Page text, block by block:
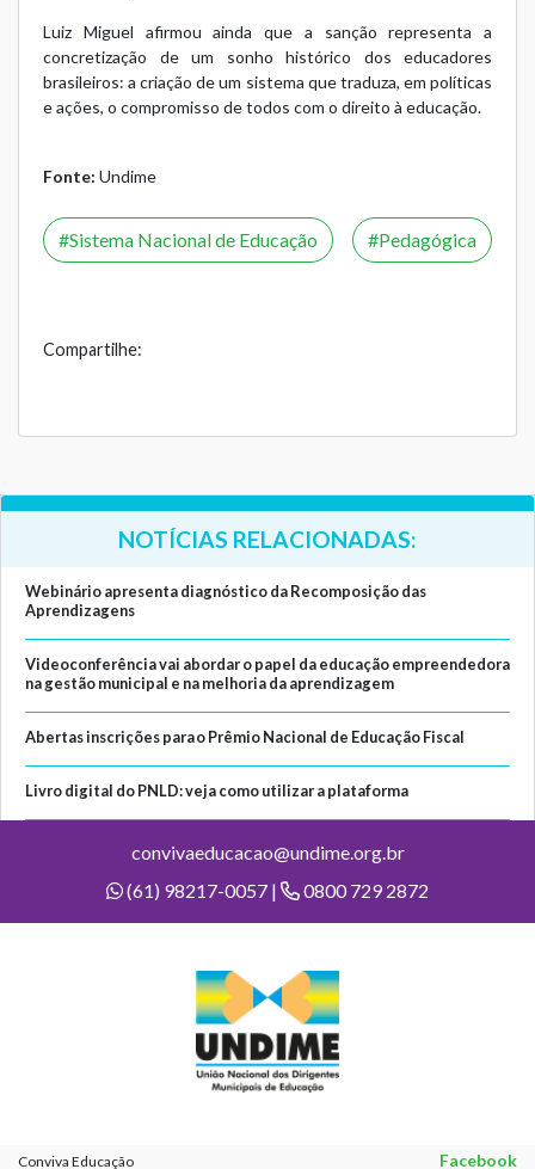
Luiz Miguel afirmou ainda que a sanção representa a
concretização de um sonho histórico dos educadores
brasileiros: a criação de um sistema que traduza, em políticas
e ações, o compromisso de todos com o direito à educação.
Fonte: Undime
Sistema Nacional de Educação Pedagógica
Compartilhe:
NOTÍCIAS RELACIONADAS:
Webinário apresenta diagnóstico da Recomposição das
Aprendizagens
Videoconferência vai abordar o papel da educação empreendedora
na gestão municipal e na melhoria da aprendizagem
Abertas inscrições para o Prêmio Nacional de Educação Fiscal
Livro digital do PNLD: veja como utilizar a plataforma
convivaeducacao@undime.org.br
(61) 98217-0057 |
0800 729 2872
Conviva Educação Facebook